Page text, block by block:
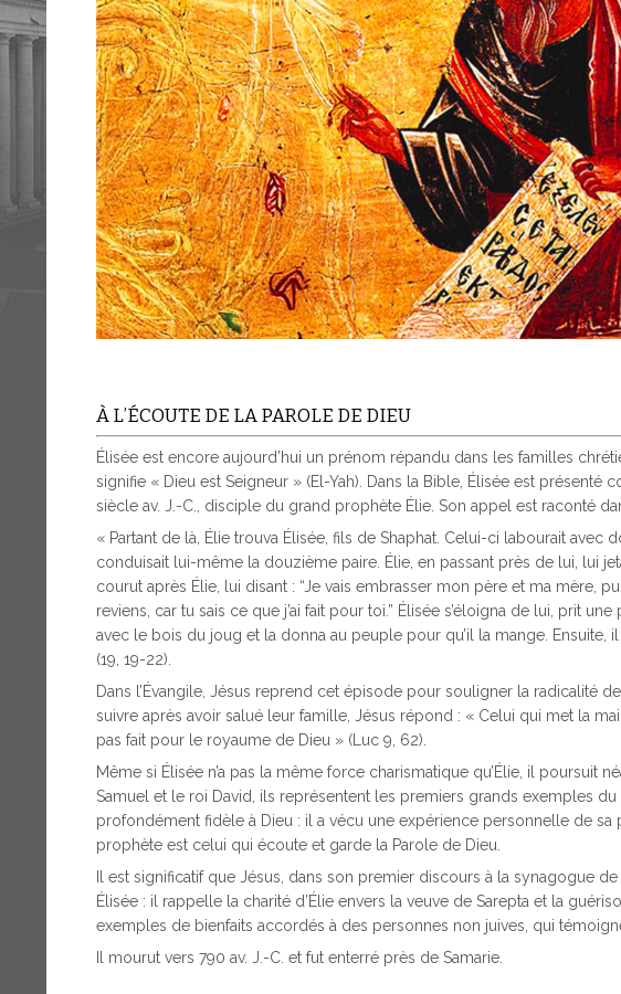
À L’ÉCOUTE DE LA PAROLE DE DIEU
Élisée est encore aujourd’hui un prénom répandu dans les familles
signifie « Dieu est Seigneur » (El-Yah). Dans la Bible, Élisée est présenté
siècle av. J.-C., disciple du grand prophète Élie. Son appel est raconté
« Partant de là, Élie trouva Élisée, fils de Shaphat. Celui-ci labourait avec
conduisait lui-même la douzième paire. Élie, en passant près de lui, lui
courut après Élie, lui disant : “Je vais embrasser mon père et ma mère,
reviens, car tu sais ce que j’ai fait pour toi.” Élisée s’éloigna de lui, prit
avec le bois du joug et la donna au peuple pour qu’il la mange. Ensuite,
(19, 19-22).
Dans l’Évangile, Jésus reprend cet épisode pour souligner la radicalité
suivre après avoir salué leur famille, Jésus répond : « Celui qui met la
pas fait pour le royaume de Dieu » (Luc 9, 62).
Même si Élisée n’a pas la même force charismatique qu’Élie, il poursuit
Samuel et le roi David, ils représentent les premiers grands exemples
profondément fidèle à Dieu : il a vécu une expérience personnelle de sa
prophète est celui qui écoute et garde la Parole de Dieu.
Il est significatif que Jésus, dans son premier discours à la synagogue
Élisée : il rappelle la charité d’Élie envers la veuve de Sarepta et la
exemples de bienfaits accordés à des personnes non juives, qui
Il mourut vers 790 av. J.-C. et fut enterré près de Samarie.